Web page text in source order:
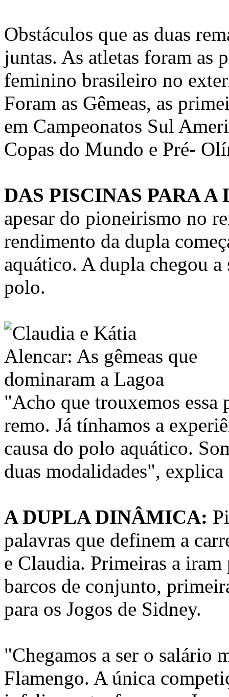
Obstáculos que as duas
juntas. As atletas foram as
feminino brasileiro no
Foram as Gêmeas, as
em Campeonatos Sul
Copas do Mundo e Pré-
DAS PISCINAS PARA A
apesar do pioneirismo no
rendimento da dupla
aquático. A dupla chegou
polo.
"Acho que trouxemos essa
remo. Já tínhamos a
causa do polo aquático.
duas modalidades",
A DUPLA DINÂMICA:
palavras que definem a
e Claudia. Primeiras a
barcos de conjunto,
para os Jogos de Sidney.
"Chegamos a ser o salário
Flamengo. A única